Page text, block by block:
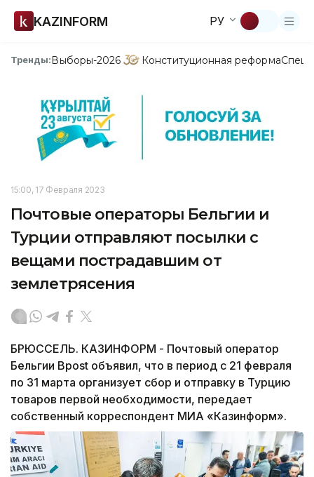
KAZINFORM РУ
Тренды:Выборы-2026 Конституционная реформа
15:00, 17 Февраля 2023
Почтовые операторы Бельгии и
Турции отправляют посылки с
вещами пострадавшим от
землетрясения
БРЮССЕЛЬ. КАЗИНФОРМ - Почтовый оператор
Бельгии Bpost объявил, что в период с 21 февраля
по 31 марта организует сбор и отправку в Турцию
товаров первой необходимости, передает
собственный корреспондент МИА «Казинформ».